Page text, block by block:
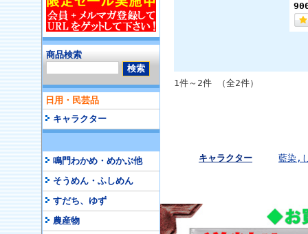
商品検索
日用・民芸品
キャラクター
鳴門わかめ・めかぶ他
そうめん・ふしめん
すだち、ゆず
農産物
1件～2件 （全2件）
キャラクター 藍染,